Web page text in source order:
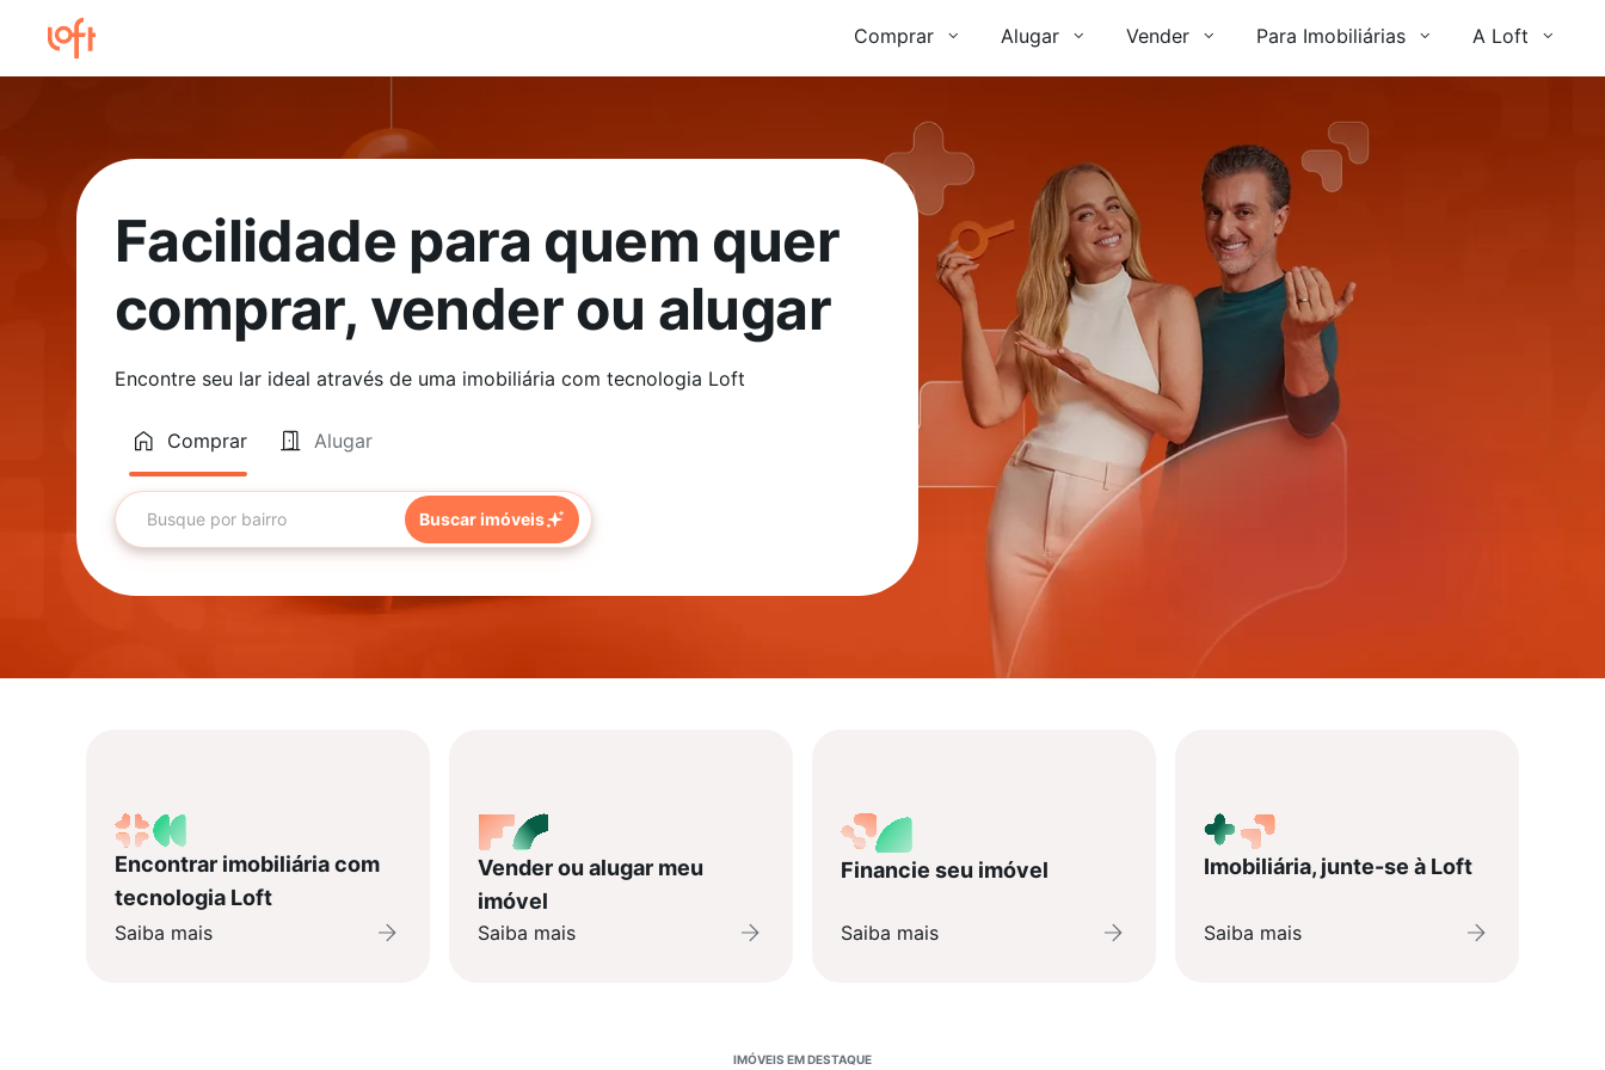
Comprar Alugar Vender Para Imobiliárias A Loft
Facilidade para quem quer
comprar, vender ou alugar
Encontre seu lar ideal através de uma imobiliária com tecnologia Loft
Comprar Alugar
Encontrar imobiliária com
tecnologia Loft
Saiba mais
Vender ou alugar meu
imóvel
Saiba mais
Financie seu imóvel
Saiba mais
Imobiliária, junte-se à Loft
Saiba mais
IMÓVEIS EM DESTAQUE